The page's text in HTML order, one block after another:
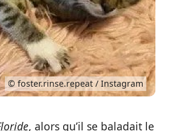
© foster.rinse.repeat / Instagram
, alors qu’il se baladait le